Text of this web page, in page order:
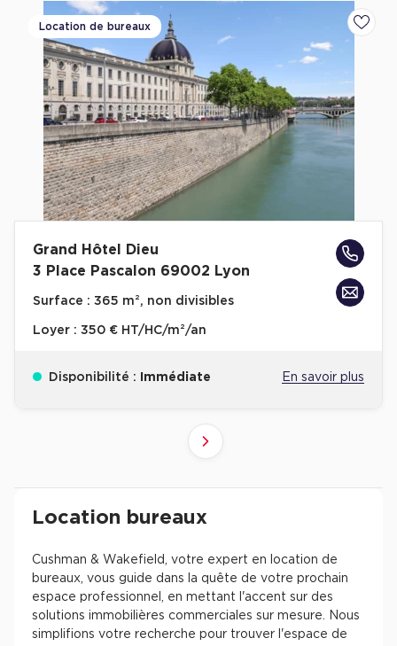
Location de bureaux
Grand Hôtel Dieu
3 Place Pascalon 69002 Lyon
Surface : 365 m², non divisibles
Loyer : 350 € HT/HC/m²/an
Disponibilité : Immédiate En savoir plus
Suivant
Revenir à l'accueil -
Location bureaux
Cushman & Wakefield, votre expert en location de
bureaux, vous guide dans la quête de votre prochain
espace professionnel, en mettant l'accent sur des
solutions immobilières commerciales sur mesure. Nous
simplifions votre recherche pour trouver l'espace de